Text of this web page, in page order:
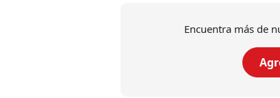
Encuentra más de